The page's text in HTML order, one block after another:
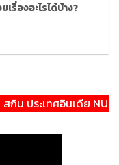
รื่องอะไรได้บ้าง?
ะเทศอินเดีย NU SKIN